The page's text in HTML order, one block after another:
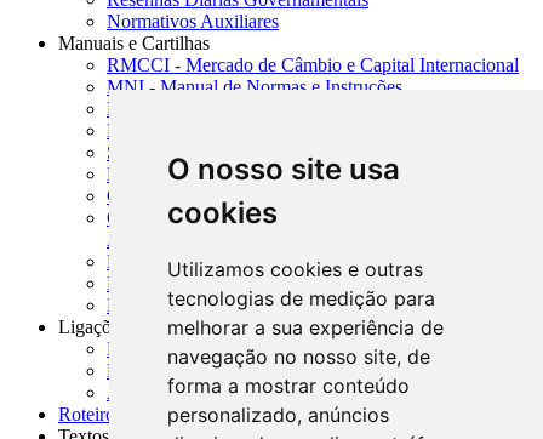
O nosso site usa
cookies
Utilizamos cookies e outras
tecnologias de medição para
melhorar a sua experiência de
navegação no nosso site, de
forma a mostrar conteúdo
personalizado, anúncios
Normativos Auxiliares
Manuais e Cartilhas
RMCCI - Mercado de Câmbio e Capital Internacional
MNI - Manual de Normas e Instruções
MTVM - Manual de Títulos e Valores Mobiliários
MCR - Manual de Crédito Rural
SISORF - Manual de Organização do SFN
MASUP - Manual de Supervisão Bancária
CADOC - Catálogo de Documentos
CNAE-CONCLA - Classificação Nacional de
Atividades Econômicas
PMF - Cartilhas do BCB
Manuais Auxiliares do BCB e Cosif-e
Resenhas Diárias Governamentais
Ligações Externas
Links Úteis
Presidência da República
Agências Nacionais Reguladoras
Roteiros para Estudos